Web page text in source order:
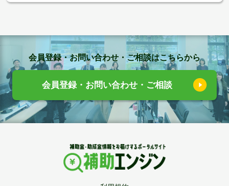
会員登録・お問い合わせ・ご相談はこちらから
会員登録・お問い合わせ・ご相談